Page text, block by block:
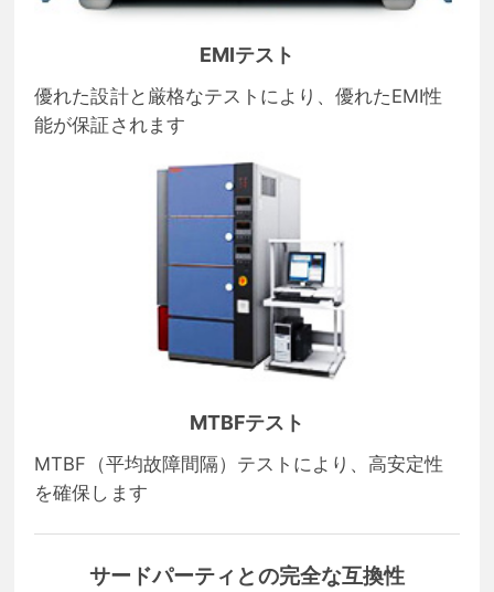
EMIテスト
優れた設計と厳格なテストにより、優れたEMI性
能が保証されます
MTBFテスト
MTBF（平均故障間隔）テストにより、高安定性
を確保します
サードパーティとの完全な互換性